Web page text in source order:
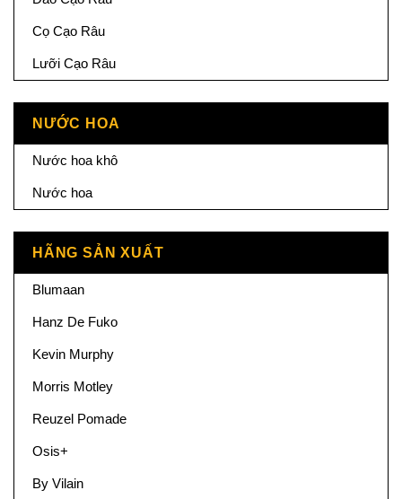
Cọ Cạo Râu
Lưỡi Cạo Râu
NƯỚC HOA
Nước hoa khô
Nước hoa
HÃNG SẢN XUẤT
Blumaan
Hanz De Fuko
Kevin Murphy
Morris Motley
Reuzel Pomade
Osis+
By Vilain